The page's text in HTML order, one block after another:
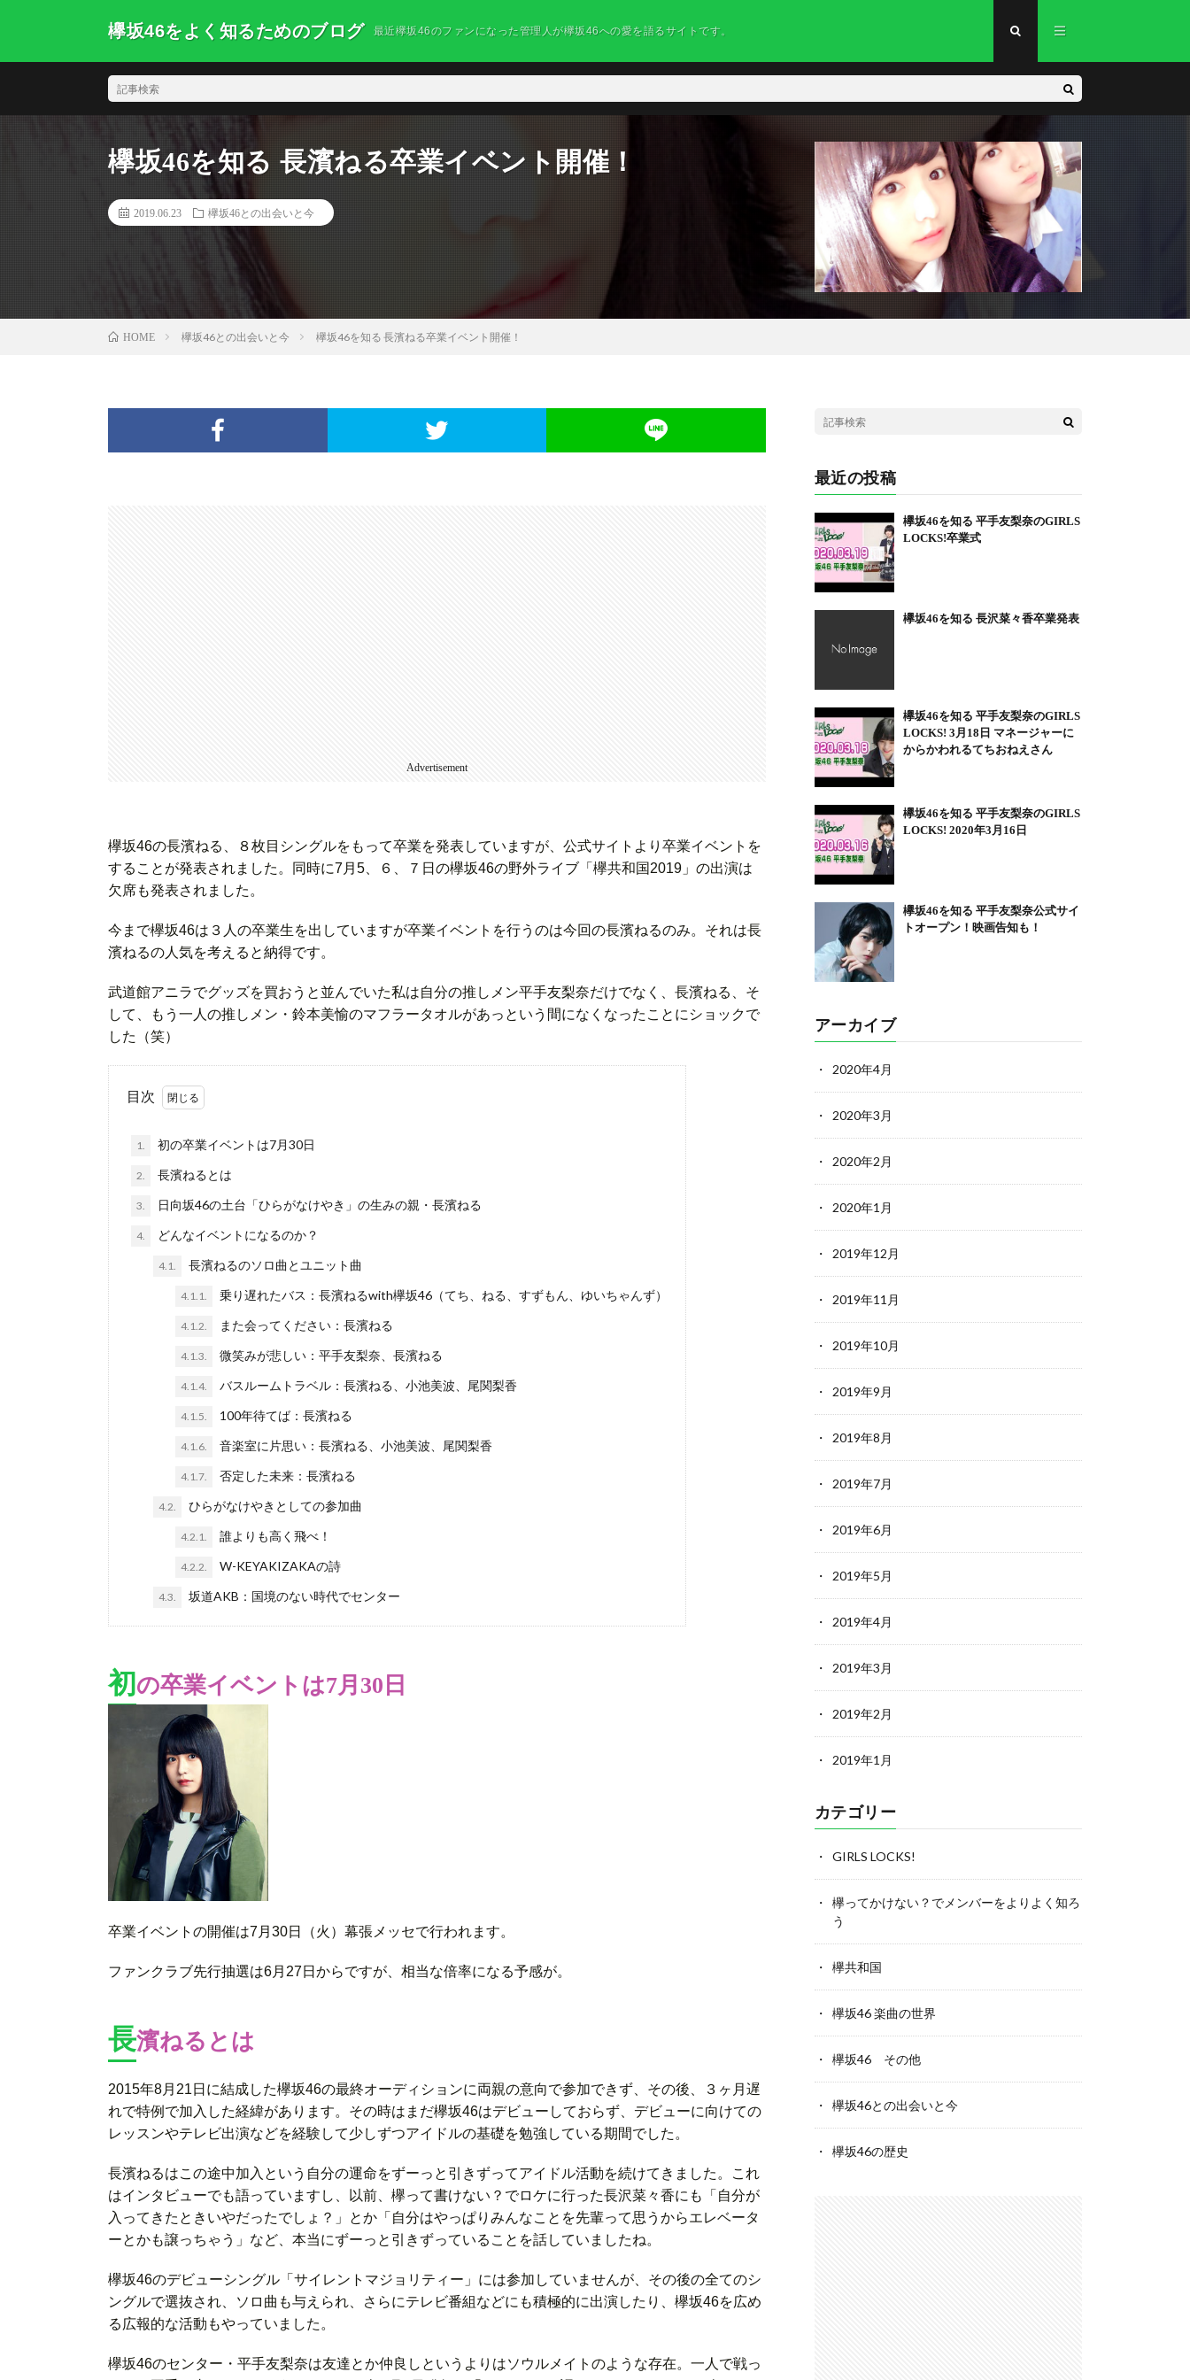
欅坂46をよく知るためのブログ 最近欅坂46のファンになった管理人が欅坂46への愛を語るサイトです。
欅坂46を知る 長濱ねる卒業イベント開催！
2019.06.23 欅坂46との出会いと今
HOME 欅坂46との出会いと今 欅坂46を知る 長濱ねる卒業イベント開催！
Advertisement
欅坂46の長濱ねる、８枚目シングルをもって卒業を発表していますが、公式サイトより卒業イベントを
することが発表されました。同時に7月5、６、７日の欅坂46の野外ライブ「欅共和国2019」の出演は
欠席も発表されました。
今まで欅坂46は３人の卒業生を出していますが卒業イベントを行うのは今回の長濱ねるのみ。それは長
濱ねるの人気を考えると納得です。
武道館アニラでグッズを買おうと並んでいた私は自分の推しメン平手友梨奈だけでなく、長濱ねる、そ
して、もう一人の推しメン・鈴本美愉のマフラータオルがあっという間になくなったことにショックで
した（笑）
目次
1. 初の卒業イベントは7月30日
2. 長濱ねるとは
3. 日向坂46の土台「ひらがなけやき」の生みの親・長濱ねる
4. どんなイベントになるのか？
4.1. 長濱ねるのソロ曲とユニット曲
4.1.1. 乗り遅れたバス：長濱ねるwith欅坂46（てち、ねる、すずもん、ゆいちゃんず）
4.1.2. また会ってください：長濱ねる
4.1.3. 微笑みが悲しい：平手友梨奈、長濱ねる
4.1.4. バスルームトラベル：長濱ねる、小池美波、尾関梨香
4.1.5. 100年待てば：長濱ねる
4.1.6. 音楽室に片思い：長濱ねる、小池美波、尾関梨香
4.1.7. 否定した未来：長濱ねる
4.2. ひらがなけやきとしての参加曲
4.2.1. 誰よりも高く飛べ！
4.2.2. W-KEYAKIZAKAの詩
4.3. 坂道AKB：国境のない時代でセンター
初 の卒業イベントは7月30日
卒業イベントの開催は7月30日（火）幕張メッセで行われます。
ファンクラブ先行抽選は6月27日からですが、相当な倍率になる予感が。
長濱ねるとは
2015年8月21日に結成した欅坂46の最終オーディションに両親の意向で参加できず、その後、３ヶ月遅
れで特例で加入した経緯があります。その時はまだ欅坂46はデビューしておらず、デビューに向けての
レッスンやテレビ出演などを経験して少しずつアイドルの基礎を勉強している期間でした。
長濱ねるはこの途中加入という自分の運命をずーっと引きずってアイドル活動を続けてきました。これ
はインタビューでも語っていますし、以前、欅って書けない？でロケに行った長沢菜々香にも「自分が
入ってきたときいやだったでしょ？」とか「自分はやっぱりみんなことを先輩って思うからエレベータ
ーとかも譲っちゃう」など、本当にずーっと引きずっていることを話していましたね。
欅坂46のデビューシングル「サイレントマジョリティー」には参加していませんが、その後の全てのシ
ングルで選抜され、ソロ曲も与えられ、さらにテレビ番組などにも積極的に出演したり、欅坂46を広め
る広報的な活動もやっていました。
欅坂46のセンター・平手友梨奈は友達とか仲良しというよりはソウルメイトのような存在。一人で戦っ
最近の投稿
欅坂46を知る 平手友梨奈のGIRLS
LOCKS!卒業式
欅坂46を知る 長沢菜々香卒業発表
欅坂46を知る 平手友梨奈のGIRLS
LOCKS! 3月18日 マネージャーに
からかわれるてちおねえさん
欅坂46を知る 平手友梨奈のGIRLS
LOCKS! 2020年3月16日
欅坂46を知る 平手友梨奈公式サイ
トオープン！映画告知も！
アーカイブ
2020年4月
2020年3月
2020年2月
2020年1月
2019年12月
2019年11月
2019年10月
2019年9月
2019年8月
2019年7月
2019年6月
2019年5月
2019年4月
2019年3月
2019年2月
2019年1月
カテゴリー
GIRLS LOCKS!
欅ってかけない？でメンバーをよりよく知ろ
う
欅共和国
欅坂46 楽曲の世界
欅坂46 その他
欅坂46との出会いと今
欅坂46の歴史